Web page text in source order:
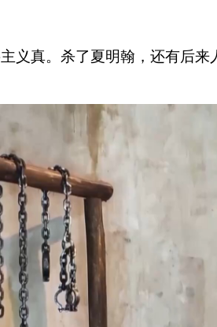
真。杀了夏明翰，还有后来